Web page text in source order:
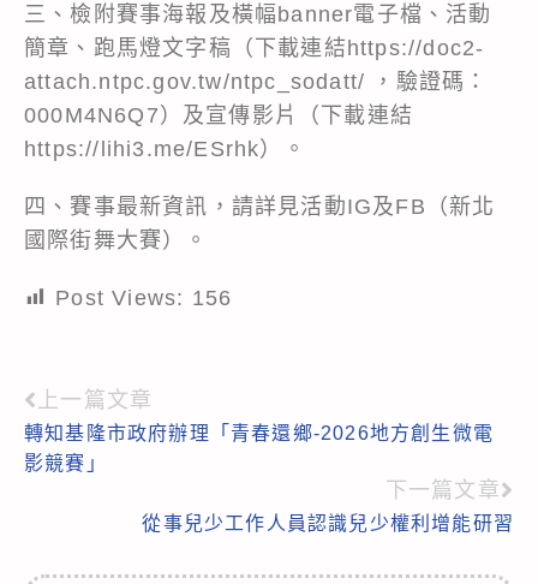
三、檢附賽事海報及橫幅banner電子檔、活動
簡章、跑馬燈文字稿（下載連結https://doc2-
attach.ntpc.gov.tw/ntpc_sodatt/ ，驗證碼：
000M4N6Q7）及宣傳影片（下載連結
https://lihi3.me/ESrhk）。
四、賽事最新資訊，請詳見活動IG及FB（新北
國際街舞大賽）。
Post Views: 156
Read
more
上一篇文章
轉知基隆市政府辦理「青春還鄉-2026地方創生微電
影競賽」
下一篇文章
從事兒少工作人員認識兒少權利增能研習